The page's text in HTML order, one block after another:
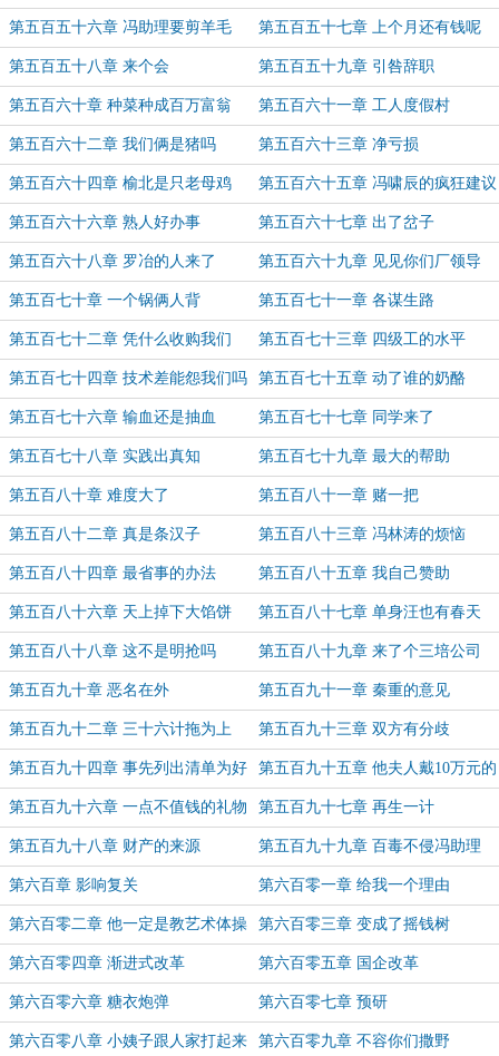
第五百五十六章 冯助理要剪羊毛 第五百五十七章 上个月还有钱呢
第五百五十八章 来个会 第五百五十九章 引咎辞职
第五百六十章 种菜种成百万富翁 第五百六十一章 工人度假村
第五百六十二章 我们俩是猪吗 第五百六十三章 净亏损
第五百六十四章 榆北是只老母鸡 第五百六十五章 冯啸辰的疯狂建议
第五百六十六章 熟人好办事 第五百六十七章 出了岔子
第五百六十八章 罗冶的人来了 第五百六十九章 见见你们厂领导
第五百七十章 一个锅俩人背 第五百七十一章 各谋生路
第五百七十二章 凭什么收购我们 第五百七十三章 四级工的水平
第五百七十四章 技术差能怨我们吗 第五百七十五章 动了谁的奶酪
第五百七十六章 输血还是抽血 第五百七十七章 同学来了
第五百七十八章 实践出真知 第五百七十九章 最大的帮助
第五百八十章 难度大了 第五百八十一章 赌一把
第五百八十二章 真是条汉子 第五百八十三章 冯林涛的烦恼
第五百八十四章 最省事的办法 第五百八十五章 我自己赞助
第五百八十六章 天上掉下大馅饼 第五百八十七章 单身汪也有春天
第五百八十八章 这不是明抢吗 第五百八十九章 来了个三培公司
第五百九十章 恶名在外 第五百九十一章 秦重的意见
第五百九十二章 三十六计拖为上 第五百九十三章 双方有分歧
第五百九十四章 事先列出清单为好 第五百九十五章 他夫人戴10万元的
钻戒
第五百九十六章 一点不值钱的礼物 第五百九十七章 再生一计
第五百九十八章 财产的来源 第五百九十九章 百毒不侵冯助理
第六百章 影响复关 第六百零一章 给我一个理由
第六百零二章 他一定是教艺术体操
的
第六百零三章 变成了摇钱树
第六百零四章 渐进式改革 第六百零五章 国企改革
第六百零六章 糖衣炮弹 第六百零七章 预研
第六百零八章 小姨子跟人家打起来 第六百零九章 不容你们撒野